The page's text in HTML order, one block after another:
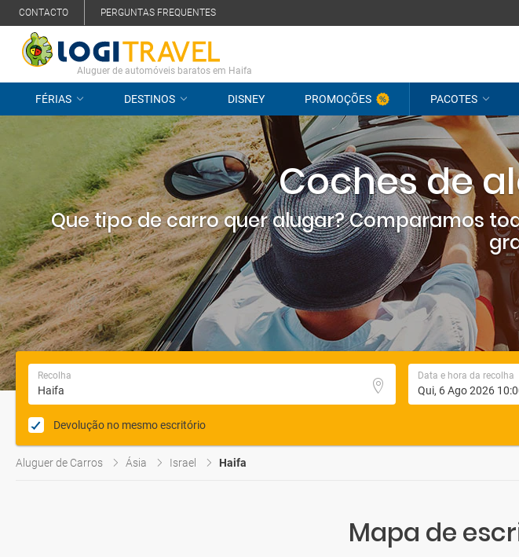
CONTACTO PERGUNTAS FREQUENTES
Aluguer de automóveis baratos em Haifa
FÉRIAS DESTINOS DISNEY PROMOÇÕES PACOTES
Coches de
Que tipo de carro quer alugar? Comparamos
Recolha Data e hora da recolha
Devolução no mesmo escritório
Aluguer de Carros Ásia Israel Haifa
Mapa de